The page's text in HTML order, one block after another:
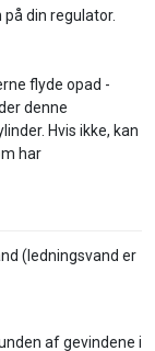
din regulator.
flyde opad -
denne
Hvis ikke, kan
har
(ledningsvand er
af gevindene i